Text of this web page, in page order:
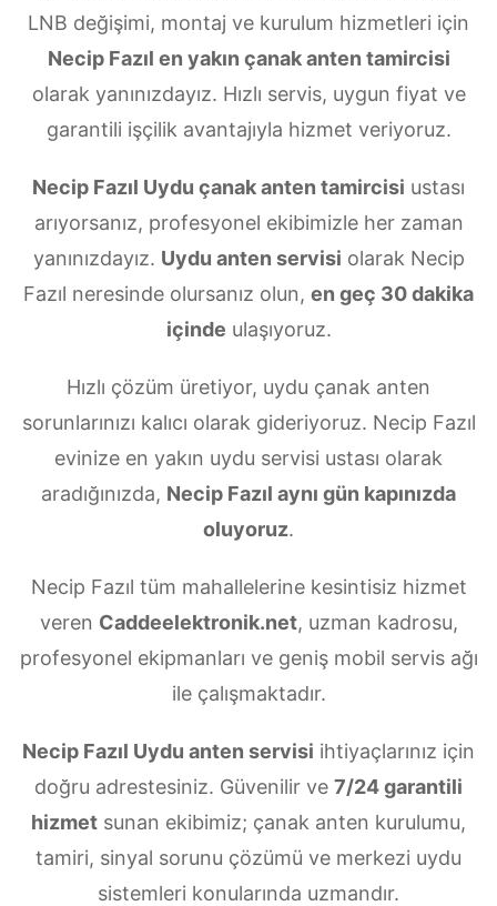
LNB değişimi, montaj ve kurulum hizmetleri için
Necip Fazıl en yakın çanak anten tamircisi
olarak yanınızdayız. Hızlı servis, uygun fiyat ve
garantili işçilik avantajıyla hizmet veriyoruz.
Necip Fazıl Uydu çanak anten tamircisi ustası
arıyorsanız, profesyonel ekibimizle her zaman
yanınızdayız. Uydu anten servisi olarak Necip
Fazıl neresinde olursanız olun, en geç 30 dakika
içinde ulaşıyoruz.
Hızlı çözüm üretiyor, uydu çanak anten
sorunlarınızı kalıcı olarak gideriyoruz. Necip Fazıl
evinize en yakın uydu servisi ustası olarak
aradığınızda, Necip Fazıl aynı gün kapınızda
oluyoruz.
Necip Fazıl tüm mahallelerine kesintisiz hizmet
veren Caddeelektronik.net, uzman kadrosu,
profesyonel ekipmanları ve geniş mobil servis ağı
ile çalışmaktadır.
Necip Fazıl Uydu anten servisi ihtiyaçlarınız için
doğru adrestesiniz. Güvenilir ve 7/24 garantili
hizmet sunan ekibimiz; çanak anten kurulumu,
tamiri, sinyal sorunu çözümü ve merkezi uydu
sistemleri konularında uzmandır.